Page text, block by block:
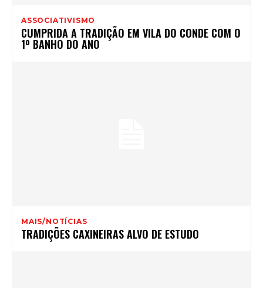
ASSOCIATIVISMO
CUMPRIDA A TRADIÇÃO EM VILA DO CONDE COM O
1º BANHO DO ANO
MAIS/NOTÍCIAS
TRADIÇÕES CAXINEIRAS ALVO DE ESTUDO